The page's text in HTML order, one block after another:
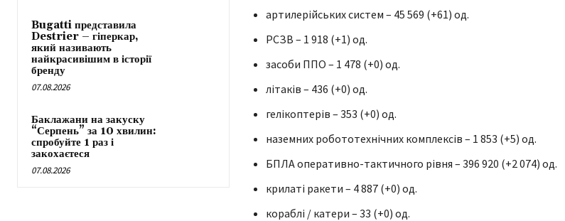
Bugatti представила
Destrier – гіперкар,
який називають
найкрасивішим в історії
бренду
07.08.2026
Баклажани на закуску
“Серпень” за 10 хвилин:
спробуйте 1 раз і
закохаєтеся
07.08.2026
артилерійських систем – 45 569 (+61) од.
РСЗВ – 1 918 (+1) од.
засоби ППО – 1 478 (+0) од.
літаків – 436 (+0) од.
гелікоптерів – 353 (+0) од.
наземних робототехнічних комплексів – 1 853 (+5) од.
БПЛА оперативно-тактичного рівня – 396 920 (+2 074) од.
крилаті ракети – 4 887 (+0) од.
кораблі / катери – 33 (+0) од.